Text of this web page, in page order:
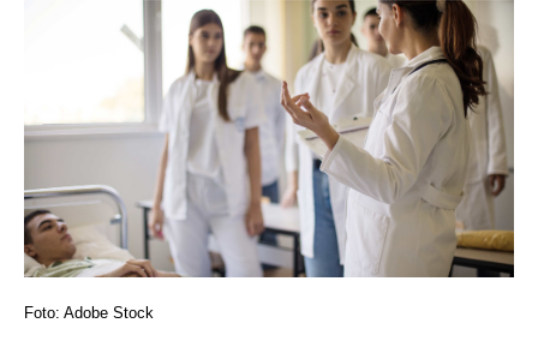
Foto: Adobe Stock